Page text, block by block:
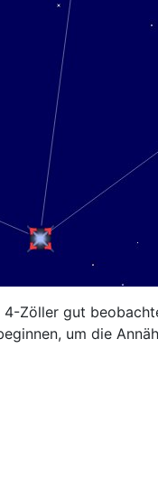
Zöller gut
um die